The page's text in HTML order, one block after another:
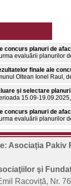
concurs planuri de
evaluării planurilor
finale ale
Oltean Ionel Raul,
și selectare
15.09-
concurs planuri de
evaluării planurilor
aprilie 2026 - Ziua
planuri de afaceri -
evaluării planurilor de
Asociația Pakiv
şi
Racoviță, Nr.